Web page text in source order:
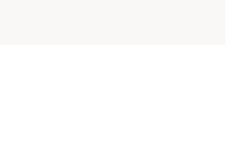
pačiu laikotarpiu (1 457
augantis vaikų seksualinio